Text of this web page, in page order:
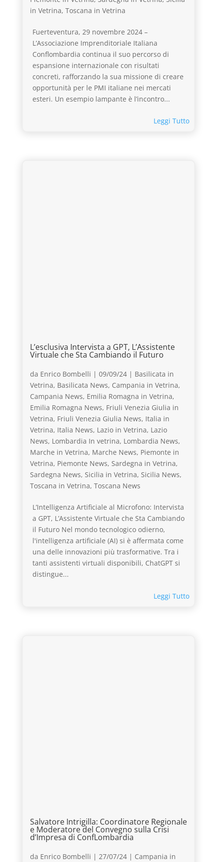
in Vetrina, Toscana in Vetrina
Fuerteventura, 29 novembre 2024 –
L’Associazione Imprenditoriale Italiana
Conflombardia continua il suo percorso di
espansione internazionale con risultati
concreti, rafforzando la sua missione di creare
opportunità per le PMI italiane nei mercati
esteri. Un esempio lampante è l’incontro...
Leggi Tutto
L’esclusiva Intervista a GPT, L’Assistente
Virtuale che Sta Cambiando il Futuro
da Enrico Bombelli | 09/09/24| Basilicata in
Vetrina, Basilicata News, Campania in Vetrina,
Campania News, Emilia Romagna in Vetrina,
Emilia Romagna News, Friuli Venezia Giulia in
Vetrina, Friuli Venezia Giulia News, Italia in
Vetrina, Italia News, Lazio in Vetrina, Lazio
News, Lombardia In vetrina, Lombardia News,
Marche in Vetrina, Marche News, Piemonte in
Vetrina, Piemonte News, Sardegna in Vetrina,
Sardegna News, Sicilia in Vetrina, Sicilia News,
Toscana in Vetrina, Toscana News
L’Intelligenza Artificiale al Microfono: Intervista
a GPT, L’Assistente Virtuale che Sta Cambiando
il Futuro Nel mondo tecnologico odierno,
l'intelligenza artificiale (AI) si è affermata come
una delle innovazioni più trasformative. Tra i
tanti assistenti virtuali disponibili, ChatGPT si
distingue...
Leggi Tutto
Salvatore Intrigilla: Coordinatore Regionale
e Moderatore del Convegno sulla Crisi
d’Impresa di ConfLombardia
da Enrico Bombelli | 27/07/24| Campania in